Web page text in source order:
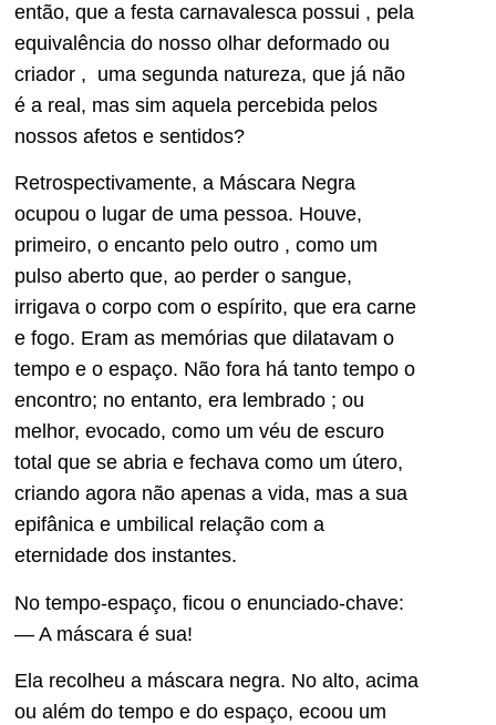
então, que a festa carnavalesca possui , pela
equivalência do nosso olhar deformado ou
criador , uma segunda natureza, que já não
é a real, mas sim aquela percebida pelos
nossos afetos e sentidos?
Retrospectivamente, a Máscara Negra
ocupou o lugar de uma pessoa. Houve,
primeiro, o encanto pelo outro , como um
pulso aberto que, ao perder o sangue,
irrigava o corpo com o espírito, que era carne
e fogo. Eram as memórias que dilatavam o
tempo e o espaço. Não fora há tanto tempo o
encontro; no entanto, era lembrado ; ou
melhor, evocado, como um véu de escuro
total que se abria e fechava como um útero,
criando agora não apenas a vida, mas a sua
epifânica e umbilical relação com a
eternidade dos instantes.
No tempo-espaço, ficou o enunciado-chave:
— A máscara é sua!
Ela recolheu a máscara negra. No alto, acima
ou além do tempo e do espaço, ecoou um